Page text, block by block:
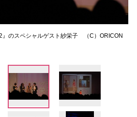
』のスペシャルゲスト紗栄子 （C）ORICON